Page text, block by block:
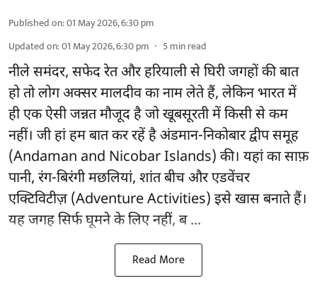
Published on:01 May 2026, 6:30 pm
Updated on:01 May 2026, 6:30 pm 5min read
नीले समंदर, सफेद रेत और हरियाली से घिरी जगहों की बात
हो तो लोग अक्सर मालदीव का नाम लेते हैं, लेकिन भारत में
ही एक ऐसी जन्नत मौजूद है जो खूबसूरती में किसी से कम
नहीं। जी हां हम बात कर रहें है अंडमान-निकोबार द्वीप समूह
(Andaman and Nicobar Islands) की। यहां का साफ़
पानी, रंग-बिरंगी मछलियां, शांत बीच और एडवेंचर
एक्टिविटीज़ (Adventure Activities) इसे खास बनाते हैं।
यह जगह सिर्फ घूमने के लिए नहीं, ब ...
Read More